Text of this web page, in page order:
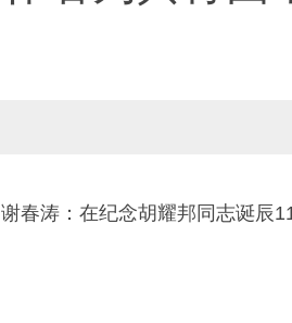
谢春涛：在纪念胡耀邦同志诞辰